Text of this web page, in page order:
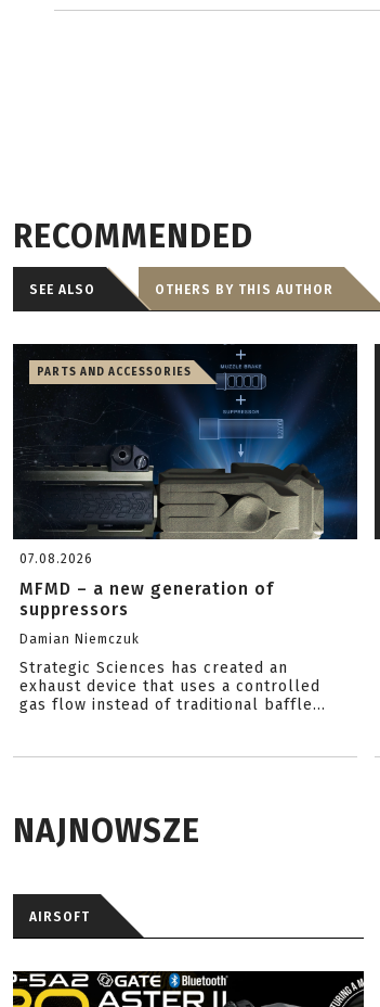
RECOMMENDED
SEE ALSO OTHERS BY THIS AUTHOR
PARTS AND ACCESSORIES
07.08.2026
MFMD – a new generation of
suppressors
Damian Niemczuk
Strategic Sciences has created an
exhaust device that uses a controlled
gas flow instead of traditional baffle...
NAJNOWSZE
AIRSOFT